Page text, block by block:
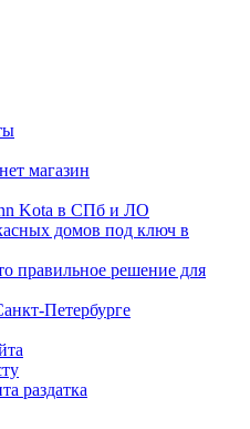
магазин
Kota в СПб и ЛО
домов под ключ в
правильное решение для
Петербурге
раздатка